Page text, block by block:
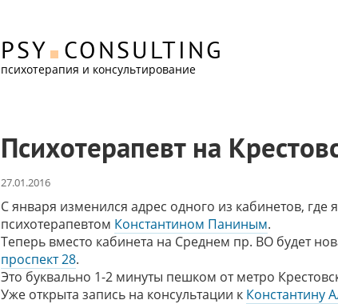
PSY CONSULTING
психотерапия и консультирование
Психотерапевт на
27.01.2016
С января изменился адрес одного из кабинетов,
психотерапевтом Константином Паниным.
Теперь вместо кабинета на Среднем пр. ВО будет
проспект 28.
Это буквально 1-2 минуты пешком от метро
Уже открыта запись на консультации к Константину